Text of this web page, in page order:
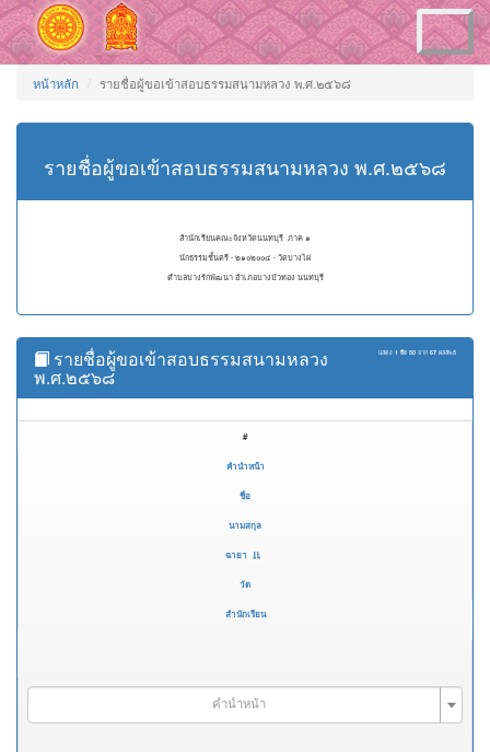
Toggle
navigation
หน้าหลัก รายชื่อผู้ขอเข้าสอบธรรมสนามหลวง พ.ศ.๒๕๖๘
รายชื่อผู้ขอเข้าสอบธรรมสนามหลวง พ.ศ.๒๕๖๘
สำนักเรียนคณะจังหวัดนนทบุรี ภาค ๑
นักธรรมชั้นตรี - ๒๑๐๒๐๐๔ - วัดบางไผ่
ตำบลบางรักพัฒนา อำเภอบางบัวทอง นนทบุรี
แสดง 1 ถึง 50 จาก 67 ผลลัพธ์
รายชื่อผู้ขอเข้าสอบธรรมสนามหลวง
พ.ศ.๒๕๖๘
#
คำนำหน้า
ชื่อ
นามสกุล
ฉายา
วัด
สำนักเรียน
คำนำหน้า